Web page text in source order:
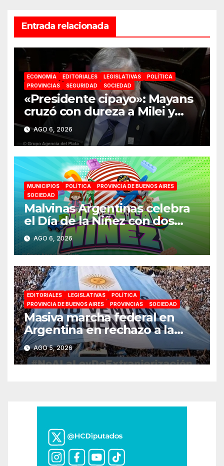
Entrada relacionada
ECONOMÍA EDITORIALES LEGISLATIVAS
POLÍTICA
PROVINCIAS
SEGURIDAD SOCIEDAD
«Presidente cipayo»: Mayans
cruzó con dureza a Milei y
advirtió sobre un juicio
político por traición a la Patria
AGO 6, 2026
MUNICIPIOS POLÍTICA
PROVINCIA DE BUENOS AIRES
SOCIEDAD
Malvinas Argentinas celebra
el Día de la Niñez con dos
jornadas de juegos,
espectáculos y actividades
para toda la familia
AGO 6, 2026
EDITORIALES LEGISLATIVAS
POLÍTICA
PROVINCIA DE BUENOS AIRES
PROVINCIAS SOCIEDAD
Masiva marcha federal en
Argentina en rechazo a la
reforma de la Ley de Tierras
impulsada por Milei: «La
soberanía no se negocia»
AGO 5, 2026